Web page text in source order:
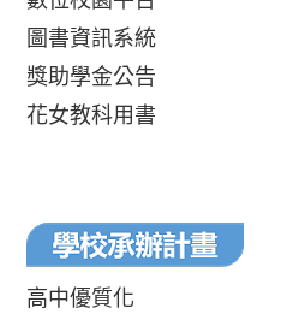
圖書資訊系統
獎助學金公告
花女教科用書
高中優質化